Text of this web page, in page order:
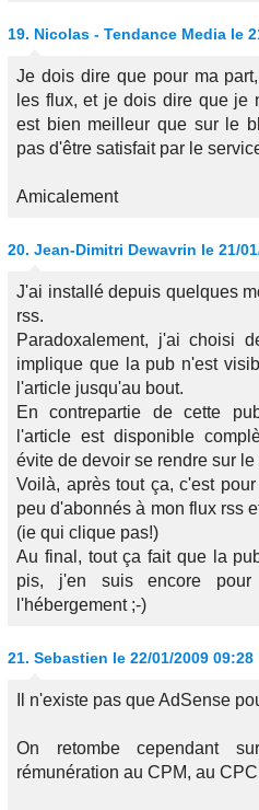
19. Nicolas - Tendance Media le
Je dois dire que pour ma
les flux, et je dois dire que je
est bien meilleur que sur le
pas d'être satisfait par le
Amicalement
20. Jean-Dimitri Dewavrin le 21/
J'ai installé depuis quelques
rss.
Paradoxalement, j'ai choisi
implique que la pub n'est
l'article jusqu'au bout.
En contrepartie de cette
l'article est disponible
évite de devoir se rendre sur le
Voilà, après tout ça, c'est
peu d'abonnés à mon flux rss
(ie qui clique pas!)
Au final, tout ça fait que la
pis, j'en suis encore
l'hébergement ;-)
21. Sebastien le 22/01/2009 09:28
Il n'existe pas que AdSense
On retombe cependant
rémunération au CPM, au